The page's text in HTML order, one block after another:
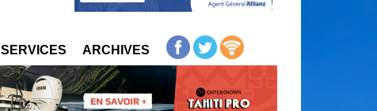
SERVICES ARCHIVES